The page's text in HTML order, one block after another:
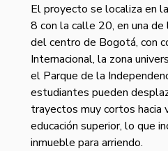
El proyecto se localiza en
8 con la calle 20, en una
del centro de Bogotá, con
Internacional, la zona
el Parque de la
estudiantes pueden
trayectos muy cortos hacia
educación superior, lo que
inmueble para arriendo.